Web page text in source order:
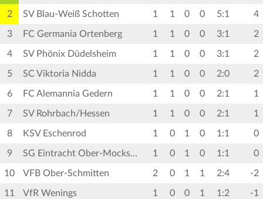
2 SV Blau-Weiß Schotten 1 1 0 0 5:1 4
3 FC Germania Ortenberg 1 1 0 0 3:1 2
4 SV Phönix Düdelsheim 1 1 0 0 3:1 2
5 SC Viktoria Nidda 1 1 0 0 2:0 2
6 FC Alemannia Gedern 1 1 0 0 2:1 1
7 SV Rohrbach/Hessen 1 1 0 0 2:1 1
8 KSV Eschenrod 1 0 1 0 1:1 0
9 SG Eintracht Ober-Mockstadt 1 0 1 0 1:1 0
10 VFB Ober-Schmitten 2 0 1 1 2:4 -2
11 VfR Wenings 1 0 0 1 1:2 -1